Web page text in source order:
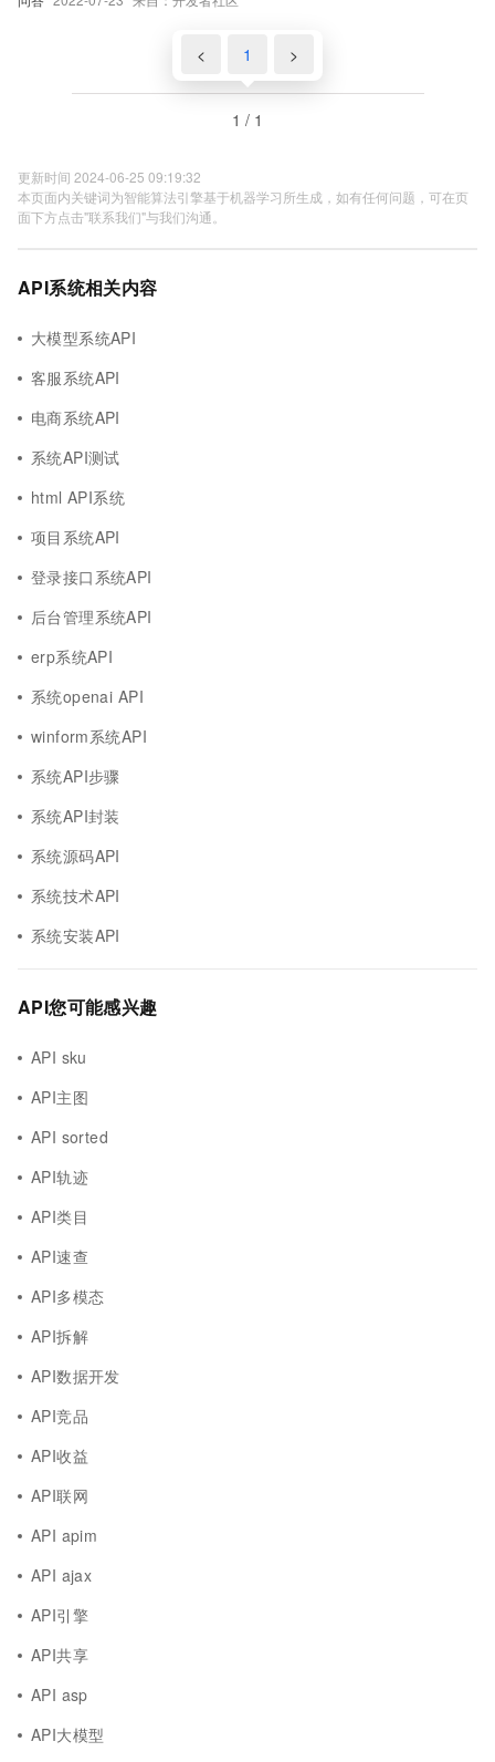
< 1 >
1 / 1
更新时间 2024-06-25 09:19:32
本页面内关键词为智能算法引擎基于机器学习所生成，如有任何问题，可在页
面下方点击"联系我们"与我们沟通。
API系统相关内容
大模型系统API
客服系统API
电商系统API
系统API测试
html API系统
项目系统API
登录接口系统API
后台管理系统API
erp系统API
系统openai API
winform系统API
系统API步骤
系统API封装
系统源码API
系统技术API
系统安装API
API您可能感兴趣
API sku
API主图
API sorted
API轨迹
API类目
API速查
API多模态
API拆解
API数据开发
API竞品
API收益
API联网
API apim
API ajax
API引擎
API共享
API asp
API大模型